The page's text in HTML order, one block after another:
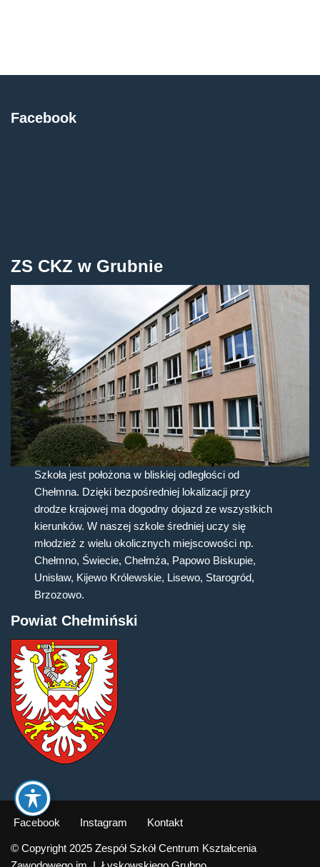
Facebook
ZS CKZ w Grubnie
Szkoła jest położona w bliskiej odległości od
Chełmna. Dzięki bezpośredniej lokalizacji przy
drodze krajowej ma dogodny dojazd ze wszystkich
kierunków. W naszej szkole średniej uczy się
młodzież z wielu okolicznych miejscowości np.
Chełmno, Świecie, Chełmża, Papowo Biskupie,
Unisław, Kijewo Królewskie, Lisewo, Starogród,
Brzozowo.
Powiat Chełmiński
Facebook Instagram Kontakt
© Copyright 2025 Zespół Szkół Centrum Kształcenia